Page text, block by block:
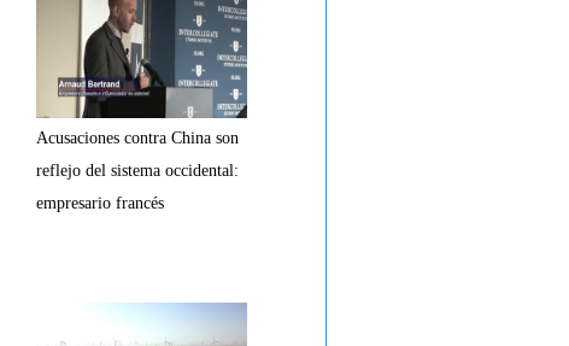
Acusaciones contra China son
reflejo del sistema occidental:
empresario francés